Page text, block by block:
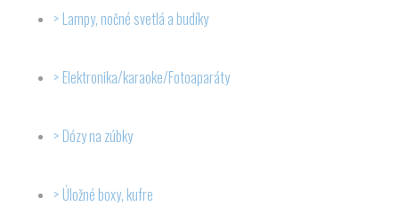
Lampy, nočné svetlá a budíky
Elektronika/karaoke/Fotoaparáty
Dózy na zúbky
Úložné boxy, kufre